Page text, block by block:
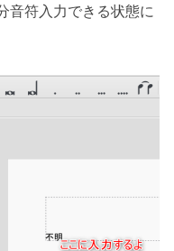
音符入力できる状態に